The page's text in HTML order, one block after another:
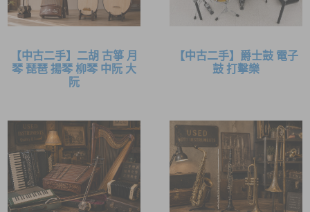
【中古二手】二胡 古箏 月
琴 琵琶 揚琴 柳琴 中阮 大
阮
【中古二手】爵士鼓 電子
鼓 打擊樂